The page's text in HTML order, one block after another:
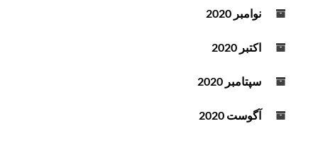
نوامبر 2020
اکتبر 2020
سپتامبر 2020
آگوست 2020